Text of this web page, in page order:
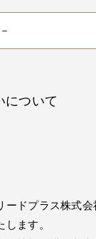
について
ードプラス株式
ます。